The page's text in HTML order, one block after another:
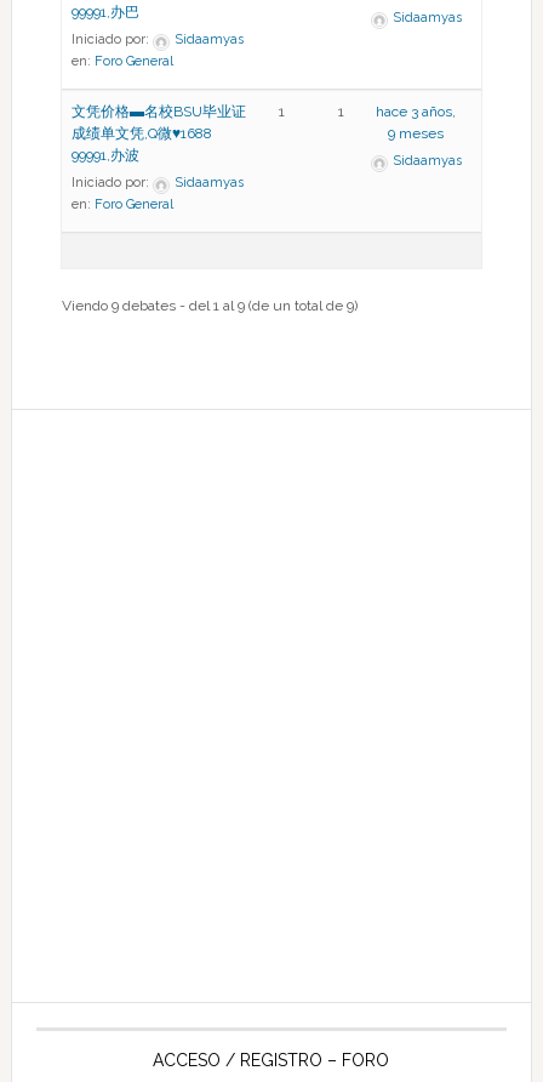
99991,办巴
Iniciado por:
Sidaamyas
en: Foro General
Sidaamyas
文凭价格▬名校BSU毕业证
成绩单文凭,Q微♥1688
99991,办波
Iniciado por:
Sidaamyas
en: Foro General
1 1
hace 3 años,
9 meses
Sidaamyas
Viendo 9 debates - del 1 al 9 (de un total de 9)
ACCESO / REGISTRO – FORO